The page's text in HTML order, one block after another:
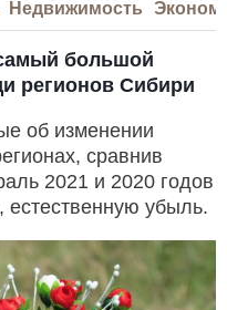
Недвижимость
большой
регионов Сибири
об изменении
сравнив
2021 и 2020 годов
естественную убыль.